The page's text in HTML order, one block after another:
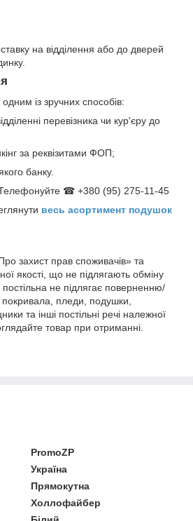
на відділення або до дверей
із зручних способів:
перевізника чи кур'єру до
за реквізитами ФОП;
банку.
☎ +380 (95) 275-11-45
весь асортимент подушок
захист прав споживачів» та
якості, що не підлягають обміну
не підлягає поверненню/
пледи, подушки,
та інші постільні речі належної
товар при отриманні.
PromoZP
Україна
Прямокутна
Холлофайбер